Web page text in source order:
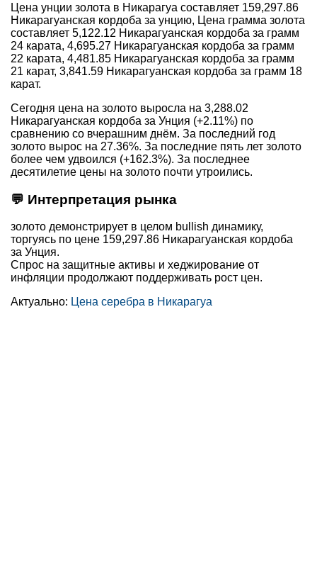
Цена унции золота в Никарагуа составляет 159,297.86
Никарагуанская кордоба за унцию, Цена грамма золота
составляет 5,122.12 Никарагуанская кордоба за грамм
24 карата, 4,695.27 Никарагуанская кордоба за грамм
22 карата, 4,481.85 Никарагуанская кордоба за грамм
21 карат, 3,841.59 Никарагуанская кордоба за грамм 18
карат.
Сегодня цена на золото выросла на 3,288.02
Никарагуанская кордоба за Унция (+2.11%) по
сравнению со вчерашним днём. За последний год
золото вырос на 27.36%. За последние пять лет золото
более чем удвоился (+162.3%). За последнее
десятилетие цены на золото почти утроились.
💬 Интерпретация рынка
золото демонстрирует в целом bullish динамику,
торгуясь по цене 159,297.86 Никарагуанская кордоба
за Унция.
Спрос на защитные активы и хеджирование от
инфляции продолжают поддерживать рост цен.
Актуально: Цена серебра в Никарагуа